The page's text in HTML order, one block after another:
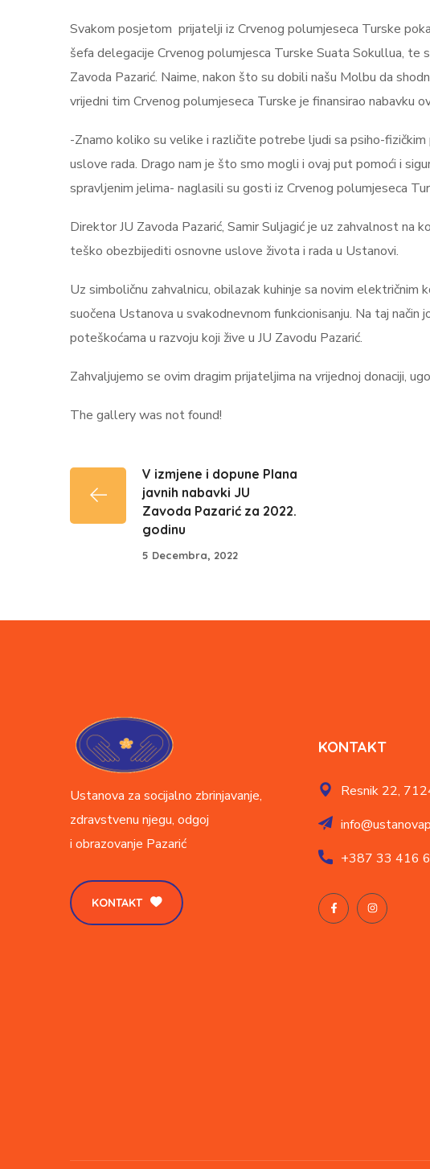
Svakom posjetom prijatelji iz Crvenog polumjeseca Turske
šefa delegacije Crvenog polumjesca Turske Suata Sokullua, te
Zavoda Pazarić. Naime, nakon što su dobili našu Molbu da
vrijedni tim Crvenog polumjeseca Turske je finansirao nabavku
-Znamo koliko su velike i različite potrebe ljudi sa psiho-
uslove rada. Drago nam je što smo mogli i ovaj put pomoći i
spravljenim jelima- naglasili su gosti iz Crvenog polumjeseca
Direktor JU Zavoda Pazarić, Samir Suljagić je uz zahvalnost na
teško obezbijediti osnovne uslove života i rada u Ustanovi.
Uz simboličnu zahvalnicu, obilazak kuhinje sa novim
suočena Ustanova u svakodnevnom funkcionisanju. Na taj
poteškoćama u razvoju koji žive u JU Zavodu Pazarić.
Zahvaljujemo se ovim dragim prijateljima na vrijednoj donaciji,
The gallery was not found!
V izmjene i dopune Plana
javnih nabavki JU
Zavoda Pazarić za 2022.
godinu
5 Decembra, 2022
Ustanova za socijalno zbrinjavanje,
zdravstvenu njegu, odgoj
i obrazovanje Pazarić
KONTAKT
KONTAKT
Resnik 22,
+387 33 416